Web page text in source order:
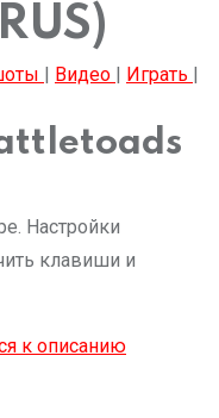
| Видео | Играть |
Настройки
клавиши и
к описанию